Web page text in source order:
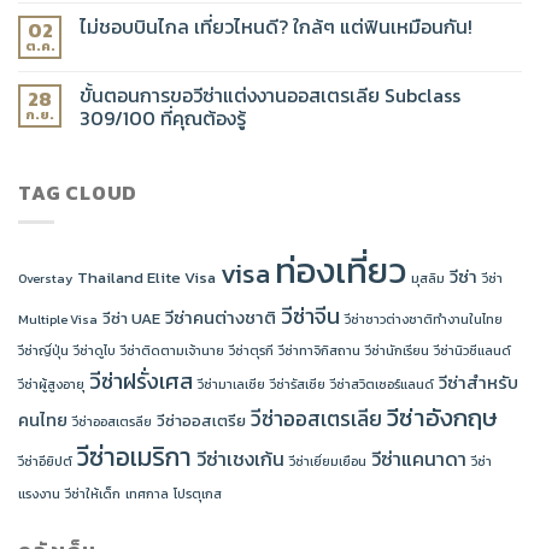
02
ต.ค.
ไม่ชอบบินไกล เที่ยวไหนดี? ใกล้ๆ แต่ฟินเหมือนกัน!
28
ก.ย.
ขั้นตอนการขอวีซ่าแต่งงานออสเตรเลีย Subclass
309/100 ที่คุณต้องรู้
TAG CLOUD
Overstay Thailand Elite Visa visa ท่องเที่ยว มุสลิม วีซ่า วีซ่า
Multiple Visa วีซ่า UAE วีซ่าคนต่างชาติ วีซ่าจีน วีซ่าชาวต่างชาติทำงานในไทย
วีซ่าญี่ปุ่น วีซ่าดูไบ วีซ่าติดตามเจ้านาย วีซ่าตุรกี วีซ่าทาจิกิสถาน วีซ่านักเรียน วีซ่านิวซีแลนด์
วีซ่าผู้สูงอายุ วีซ่าฝรั่งเศส วีซ่ามาเลเซีย วีซ่ารัสเซีย วีซ่าสวิตเซอร์แลนด์ วีซ่าสำหรับ
คนไทย วีซ่าออสเตรลีย วีซ่าออสเตรีย วีซ่าออสเตรเลียวีซ่าอังกฤษ
วีซ่าอียิปต์ วีซ่าอเมริกา วีซ่าเชงเก้น วีซ่าเยี่ยมเยือน วีซ่าแคนาดา วีซ่า
แรงงาน วีซ่าให้เด็ก เทศกาล โปรตุเกส